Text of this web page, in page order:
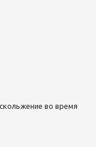
во время